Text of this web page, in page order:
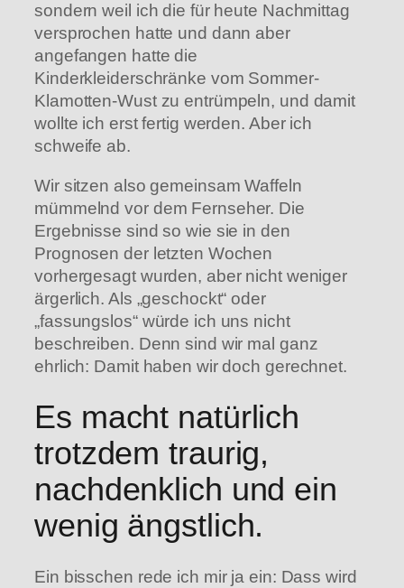
sondern weil ich die für heute Nachmittag
versprochen hatte und dann aber
angefangen hatte die
Kinderkleiderschränke vom Sommer-
Klamotten-Wust zu entrümpeln, und damit
wollte ich erst fertig werden. Aber ich
schweife ab.
Wir sitzen also gemeinsam Waffeln
mümmelnd vor dem Fernseher. Die
Ergebnisse sind so wie sie in den
Prognosen der letzten Wochen
vorhergesagt wurden, aber nicht weniger
ärgerlich. Als „geschockt“ oder
„fassungslos“ würde ich uns nicht
beschreiben. Denn sind wir mal ganz
ehrlich: Damit haben wir doch gerechnet.
Es macht natürlich
trotzdem traurig,
nachdenklich und ein
wenig ängstlich.
Ein bisschen rede ich mir ja ein: Dass wird